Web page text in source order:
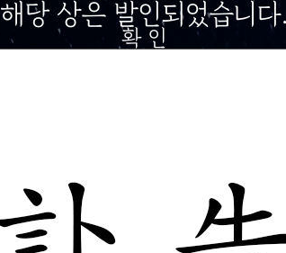
해당 상은 발인되었습니다.
확 인